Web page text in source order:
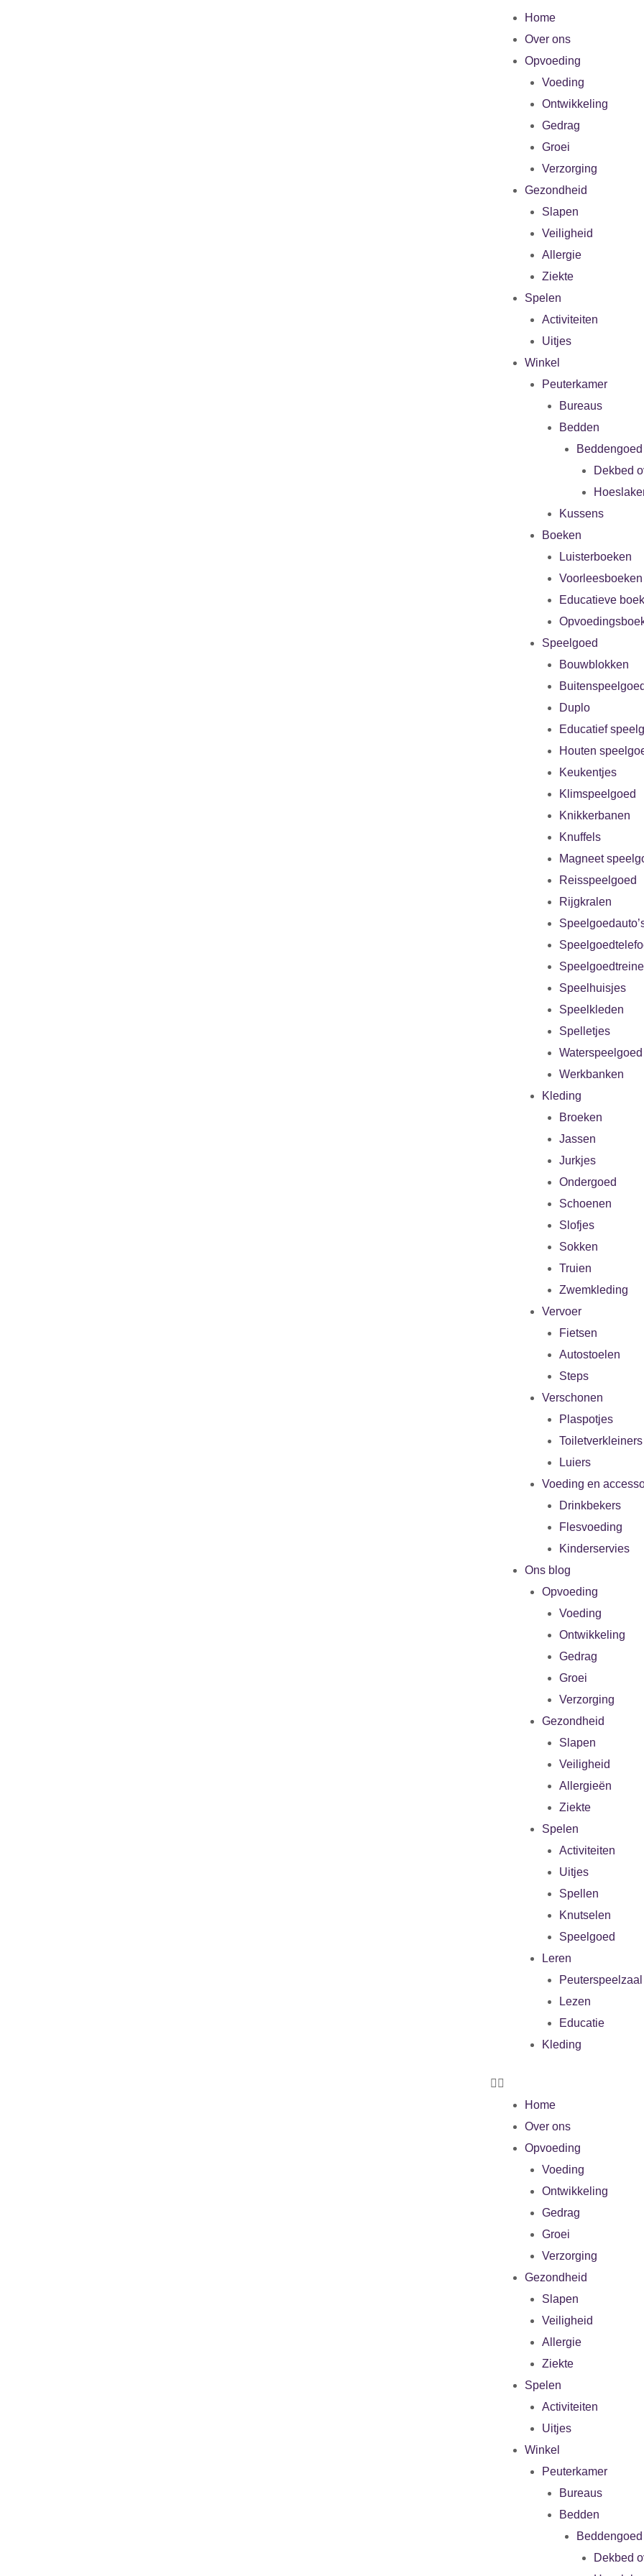
Home
Over ons
Opvoeding
Voeding
Ontwikkeling
Gedrag
Groei
Verzorging
Gezondheid
Slapen
Veiligheid
Allergie
Ziekte
Spelen
Activiteiten
Uitjes
Winkel
Peuterkamer
Bureaus
Bedden
Beddengoed
Dekbed
Kussens
Boeken
Luisterboeken
Voorleesboeken
Educatieve
Speelgoed
Bouwblokken
Duplo
Educatief
Houten
Keukentjes
Klimspeelgoed
Knikkerbanen
Knuffels
Magneet
Reisspeelgoed
Rijgkralen
Speelhuisjes
Speelkleden
Spelletjes
Waterspeelgoed
Werkbanken
Kleding
Broeken
Jassen
Jurkjes
Ondergoed
Schoenen
Slofjes
Sokken
Truien
Zwemkleding
Vervoer
Fietsen
Autostoelen
Steps
Verschonen
Plaspotjes
Toiletverkleiners
Luiers
Voeding en
Drinkbekers
Flesvoeding
Kinderservies
Ons blog
Opvoeding
Voeding
Ontwikkeling
Gedrag
Groei
Verzorging
Gezondheid
Slapen
Veiligheid
Allergieën
Ziekte
Spelen
Activiteiten
Uitjes
Spellen
Knutselen
Speelgoed
Leren
Peuterspeelzaal
Lezen
Educatie
Kleding
Home
Over ons
Opvoeding
Voeding
Ontwikkeling
Gedrag
Groei
Verzorging
Gezondheid
Slapen
Veiligheid
Allergie
Ziekte
Spelen
Activiteiten
Uitjes
Winkel
Peuterkamer
Bureaus
Bedden
Beddengoed
Dekbed